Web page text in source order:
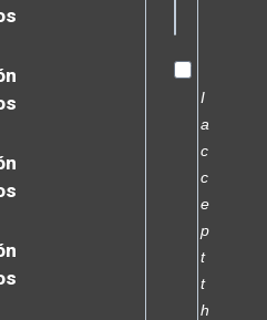
I
a
c
c
e
p
t
t
h